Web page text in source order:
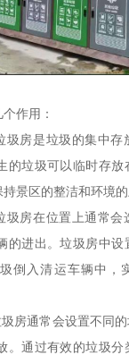
作用：
圾房是垃圾的集中存
的垃圾可以临时存放
景区的整洁和环境的
圾房在位置上通常会
的进出。垃圾房中设
倒入清运车辆中，
房通常会设置不同
。通过有效的垃圾分